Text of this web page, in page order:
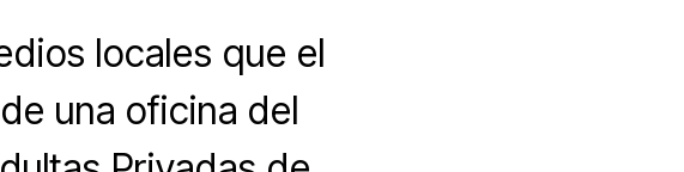
locales que el
una oficina del